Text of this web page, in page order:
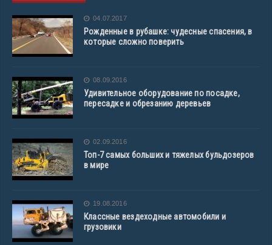
04.07.2017
Рожденные в рубашке: чудесные спасения, в
которые сложно поверить
08.09.2016
Удивительное оборудование по посадке,
пересадке и обрезанию деревьев
02.09.2016
Топ-7 самых больших и тяжелых бульдозеров
в мире
19.08.2016
Классные вездеходные автомобили и
грузовики